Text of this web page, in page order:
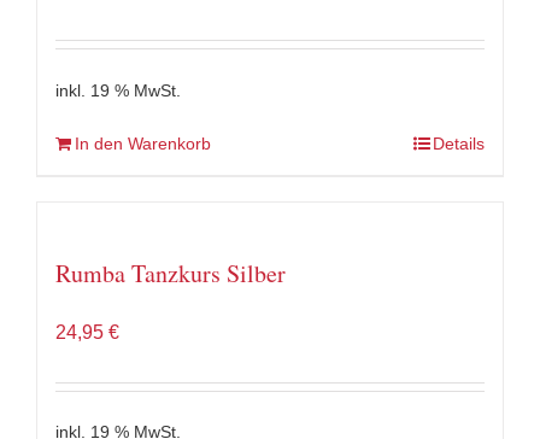
inkl. 19 % MwSt.
In den Warenkorb Details
Rumba Tanzkurs Silber
24,95 €
inkl. 19 % MwSt.